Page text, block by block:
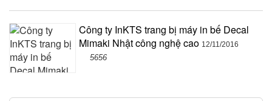
Công ty InKTS trang bị máy in bế Decal
Mimaki Nhật công nghệ cao 12/11/2016
5656